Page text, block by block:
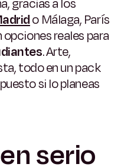
gracias a los
o Málaga, París
reales para
. Arte,
todo en un pack
si lo planeas
serio